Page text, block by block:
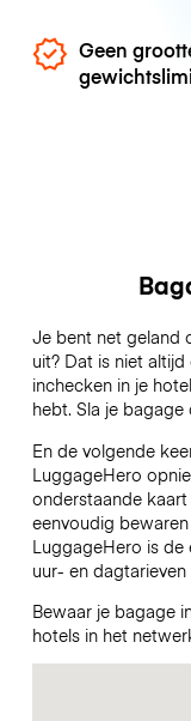
Geen
Je bent net geland
uit? Dat is niet
inchecken in je
hebt. Sla je
En de volgende
LuggageHero
onderstaande
eenvoudig
LuggageHero is
uur- en
Bewaar je bagage
hotels in het